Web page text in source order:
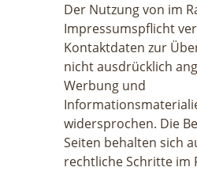
Der Nutzung von im
Impressumspflicht
Kontaktdaten zur
nicht ausdrücklich
Werbung und
widersprochen. Die
Seiten behalten sich
rechtliche Schritte im